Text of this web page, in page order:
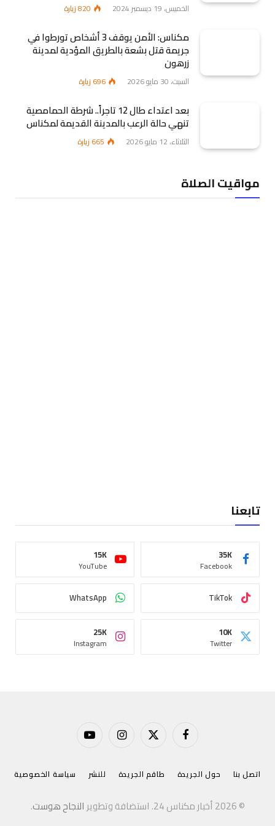
الخميس، 19 ديسمبر 2024 820زيارة
مكناس: الأمن يوقف 3 أشخاص تورطوا في
جريمة قتل بشعة بالطريق المؤدية لمدينة
زرهون
السبت، 30 مايو 2026 696 زيارة
بعد اعتداء طال 12 تاجراً.. شرطة الحمامصية
تنهي حالة الرعب بالمدينة القديمة لمكناس
الثلاثاء، 12 مايو 2026 665 زيارة
مواقيت الصلاة
تابعنا
Facebook
35K
YouTube
15K
TikTok
WhatsApp
Twitter
10K
Instagram
25K
فيسبوك X الانستغراميوتيوب
اتصل بنا حول الجريدة طاقم الجريدة للنشر سياسة الخصوصية
© 2026 أخبار مكناس 24. استضافة وتطوير النجاح هوست.